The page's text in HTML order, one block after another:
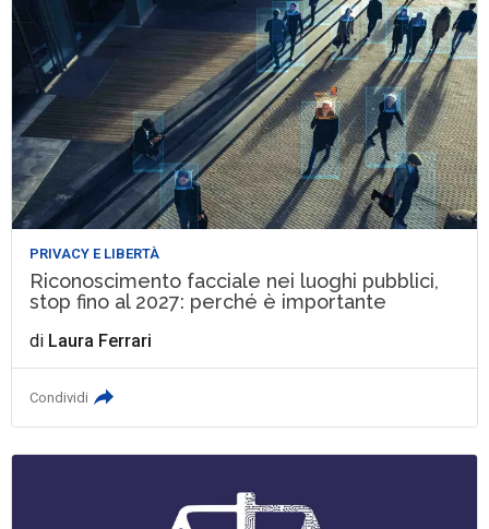
PRIVACY E LIBERTÀ
Riconoscimento facciale nei luoghi pubblici,
stop fino al 2027: perché è importante
di Laura Ferrari
Condividi